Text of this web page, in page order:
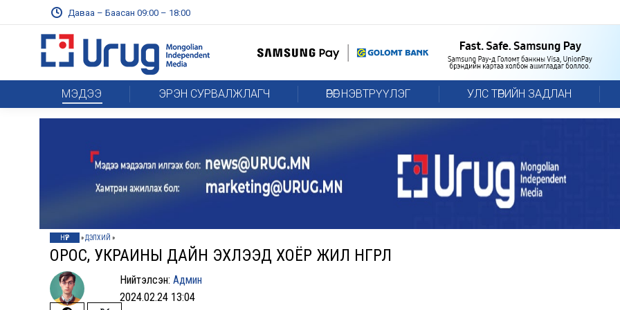
Даваа – Баасан 09:00 – 18:00
МЭДЭЭ ЭРЭН СУРВАЛЖЛАГЧ ӨРӨГ НЭВТРҮҮЛЭГ УЛС ТӨРИЙН ЗАДЛАН
НҮҮР »ДЭЛХИЙ »
ОРОС, УКРАИНЫ ДАЙН ЭХЛЭЭД ХОЁР ЖИЛ ӨНГӨРЛӨӨ
Нийтэлсэн:Админ
2024.02.24 13:04